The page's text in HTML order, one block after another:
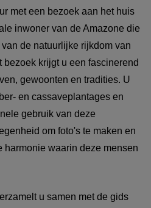
met een bezoek aan het huis
inwoner van de Amazone die
de natuurlijke rijkdom van
bezoek krijgt u een fascinerend
gewoonten en tradities. U
en cassaveplantages en
gebruik van deze
om foto's te maken en
harmonie waarin deze mensen
u samen met de gids